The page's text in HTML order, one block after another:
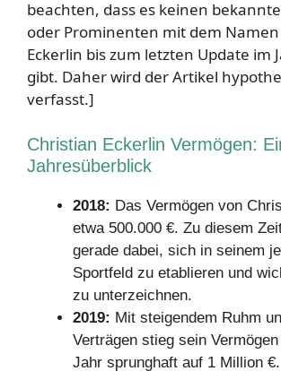
beachten, dass es keinen
oder Prominenten mit dem
Eckerlin bis zum letzten Update im
gibt. Daher wird der Artikel
verfasst.]
Christian Eckerlin Vermögen:
Jahresüberblick
2018: Das Vermögen von
etwa 500.000 €. Zu diesem
gerade dabei, sich in seinem
Sportfeld zu etablieren und
zu unterzeichnen.
2019: Mit steigendem Ruhm
Verträgen stieg sein
Jahr sprunghaft auf 1 Million €.